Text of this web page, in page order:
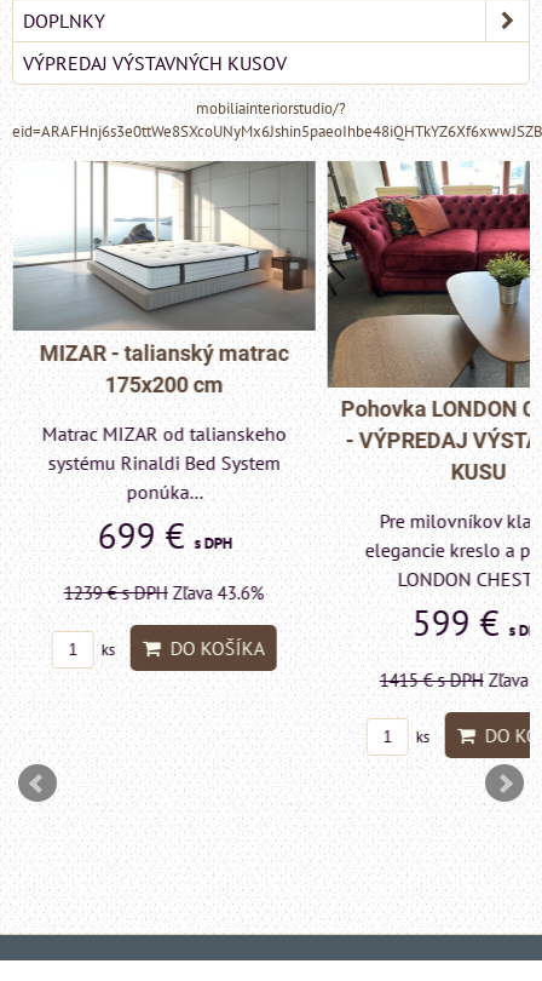
DOPLNKY
VÝPREDAJ VÝSTAVNÝCH KUSOV
mobiliainteriorstudio/?
MIZAR - talianský matrac
175x200 cm
Matrac MIZAR od talianskeho
systému Rinaldi Bed System
ponúka...
699 €s DPH
1239 €s DPH Zľava 43.6%
ks DO KOŠÍKA
Pohovka LONDON
- VÝPREDAJ
KUSU
Pre milovníkov
elegancie kreslo a
LONDON
599 €s
1415 €s DPH Zľava
ks DO
SHOWROOM: